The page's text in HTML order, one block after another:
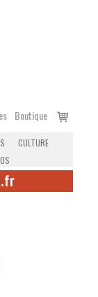
Boutique
Voir
CULTURE